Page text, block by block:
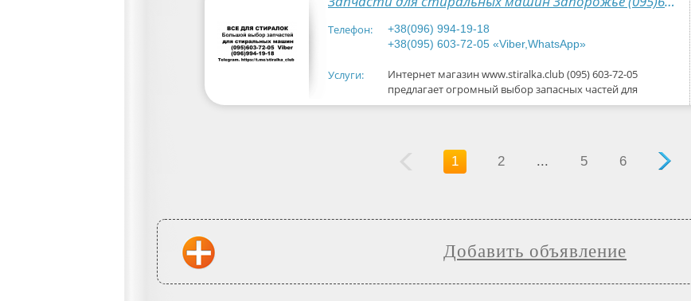
Телефон:
+38(096) 994-19-18
+38(095) 603-72-05 «Viber,WhatsApp»
Услуги:
Интернет магазин www.stiralka.club (095) 603-72-05
предлагает огромный выбор запасных частей для
стиральных машин по оптимальным
1 2 ... 5 6
Добавить объявление